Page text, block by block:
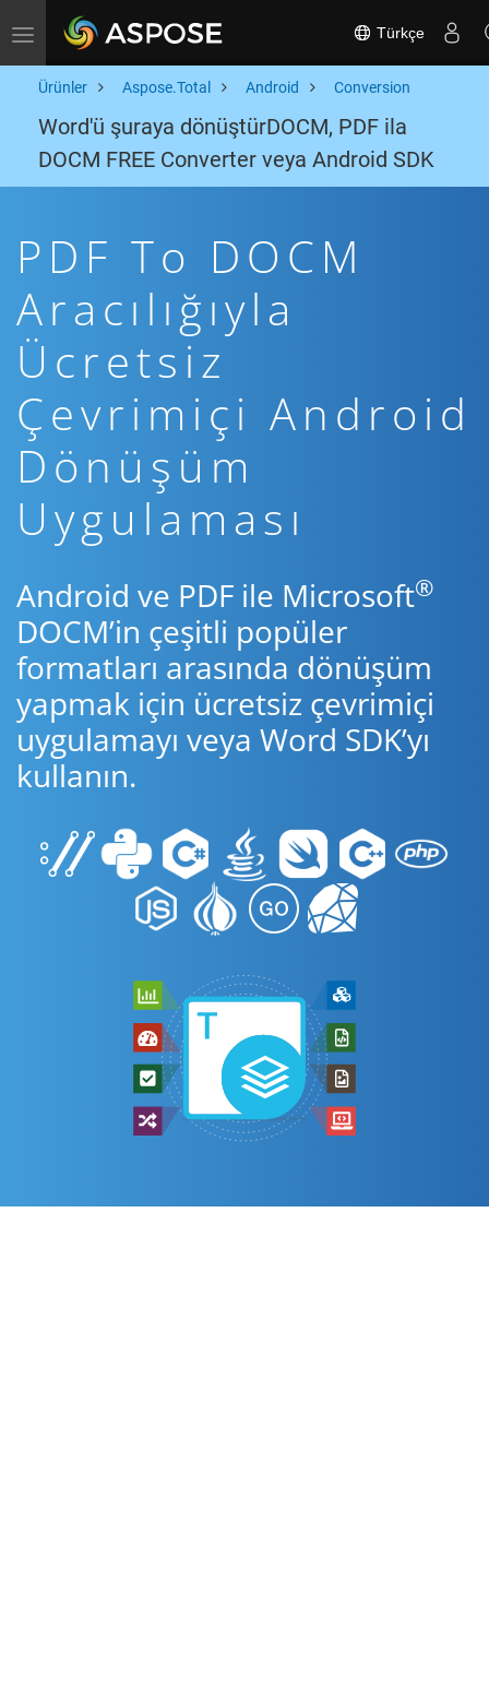
Toggle navigation Türkçe
Ürünler Aspose.Total Android Conversion
Word'ü şuraya dönüştürDOCM, PDF ila
DOCM FREE Converter veya Android SDK
PDF To DOCM
Aracılığıyla
Ücretsiz
Çevrimiçi Android
Dönüşüm
Uygulaması
Android ve PDF ile Microsoft®
DOCM’in çeşitli popüler
formatları arasında dönüşüm
yapmak için ücretsiz çevrimiçi
uygulamayı veya Word SDK’yı
kullanın.